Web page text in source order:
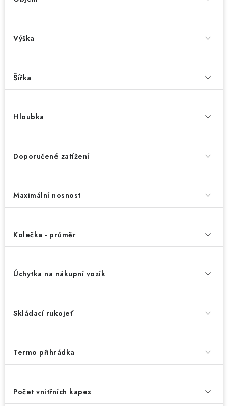
Výška
Šířka
Hloubka
Doporučené zatížení
Maximální nosnost
Kolečka - průměr
Úchytka na nákupní vozík
Skládací rukojeť
Termo přihrádka
Počet vnitřních kapes